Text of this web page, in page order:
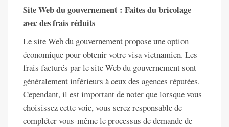
Site Web du gouvernement : Faites du bricolage
avec des frais réduits
Le site Web du gouvernement propose une option
économique pour obtenir votre visa vietnamien. Les
frais facturés par le site Web du gouvernement sont
généralement inférieurs à ceux des agences réputées.
Cependant, il est important de noter que lorsque vous
choisissez cette voie, vous serez responsable de
compléter vous-même le processus de demande de